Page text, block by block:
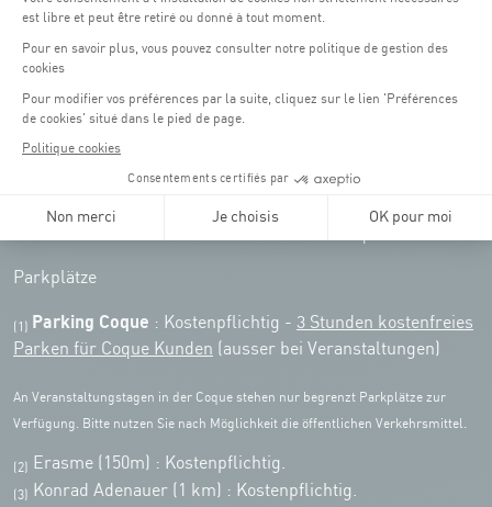
Öffnungszeiten von the Coque:
Montag - Freitag : 06:30 - 22:00 Uhr
Remember to check the opening hours of each activity.
Zugriff:
COQUE • 2, rue Léon Hengen, Luxembourg (L-1745)
Parkplätze
(1) Parking Coque : Kostenpflichtig - 3 Stunden kostenfreies
Parken für Coque Kunden (ausser bei Veranstaltungen)
An Veranstaltungstagen in der Coque stehen nur begrenzt Parkplätze zur
Verfügung. Bitte nutzen Sie nach Möglichkeit die öffentlichen Verkehrsmittel.
(2) Erasme (150m) : Kostenpflichtig.
(3) Konrad Adenauer (1 km) : Kostenpflichtig.